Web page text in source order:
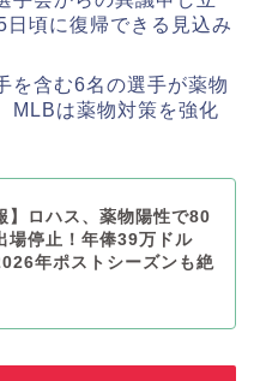
頃に復帰できる見込み
を含む6名の選手が薬物
MLBは薬物対策を強化
】ロハス、薬物陽性で80
場停止！年俸39万ドル
年ポストシーズンも絶